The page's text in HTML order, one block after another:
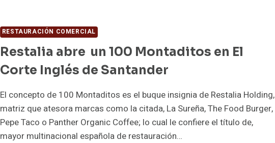
RESTAURACIÓN COMERCIAL
Restalia abre un 100 Montaditos en El
Corte Inglés de Santander
El concepto de 100 Montaditos es el buque insignia de Restalia Holding,
matriz que atesora marcas como la citada, La Sureña, The Food Burger,
Pepe Taco o Panther Organic Coffee; lo cual le confiere el título de,
mayor multinacional española de restauración…